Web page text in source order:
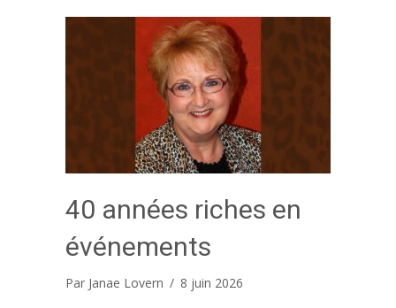
40 années riches en
événements
Par Janae Lovern / 8 juin 2026